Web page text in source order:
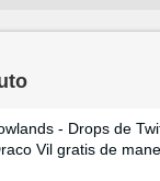
- Drops de
Vil gratis de